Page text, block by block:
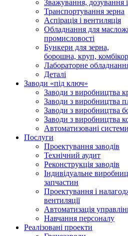
Зважування, дозування
Транспортування зерна
Аспірація і вентиляція
Обладнання для
промисловості
Бункери для зерна,
борошна, круп,
Лабораторне
Деталі
Заводи «під ключ»
Заводи з виробництва
Заводи з виробництва
Заводи з виробництва
Заводи з виробництва
Автоматизовані
Послуги
Проектування заводів
Технічний аудит
Реконструкція заводів
Індивідуальне
запчастин
Проектування і
вентиляції
Автоматизація
Навчання персоналу
Реалізовані проекти